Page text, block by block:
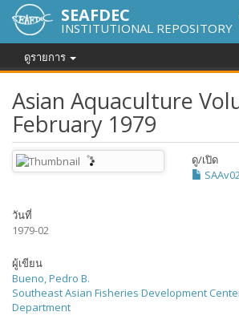
SEAFDEC
INSTITUTIONAL REPOSITORY
ดูรายการ
Asian Aquaculture
February 1979
ดู/เปิด
วันที่
1979-02
ผู้เขียน
Bueno, Pedro B.
Southeast Asian Fisheries Development
Department